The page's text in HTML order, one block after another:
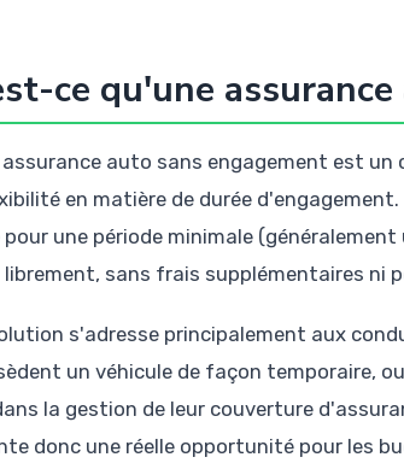
ce qu'une
assurance auto sans engagement est
en matière de durée
une période minimale
sans frais supplémentaires ni
s'adresse principalement aux
un véhicule de façon temporaire,
la gestion de leur couverture
donc une réelle opportunité pour les